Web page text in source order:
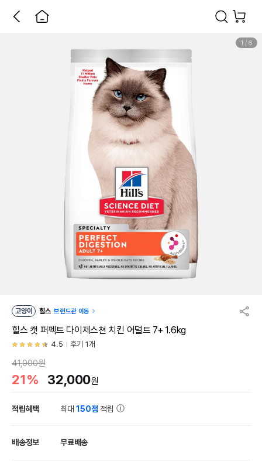
1 / 6
고양이 힐스 브랜드관 이동
힐스 캣 퍼펙트 다이제스쳔 치킨 어덜트 7+ 1.6kg
4.5 후기 1개
41,000원
21% 32,000원
적립혜택 최대150점 적립
배송정보 무료배송